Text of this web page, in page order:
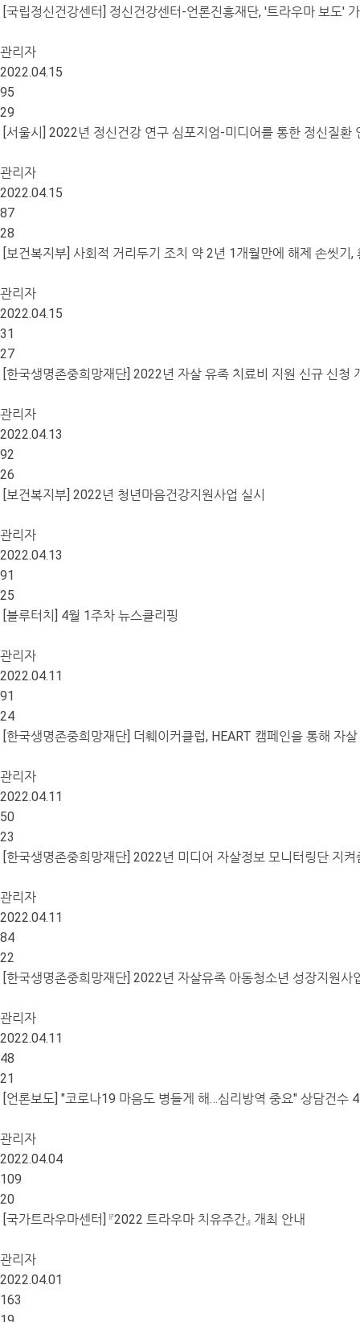
[국립정신건강센터] 정신건강센터-언론진흥재단, '트라우마 보도'
관리자
2022.04.15
95
29
[서울시] 2022년 정신건강 연구 심포지엄-미디어를 통한 정신질환
관리자
2022.04.15
87
28
[보건복지부] 사회적 거리두기 조치 약 2년 1개월만에 해제 손씻기
관리자
2022.04.15
31
27
[한국생명존중희망재단] 2022년 자살 유족 치료비 지원 신규 신청
관리자
2022.04.13
92
26
[보건복지부] 2022년 청년마음건강지원사업 실시
관리자
2022.04.13
91
25
[블루터치] 4월 1주차 뉴스클리핑
관리자
2022.04.11
91
24
[한국생명존중희망재단] 더훼이커클럽, HEART 캠페인을 통해 자
관리자
2022.04.11
50
23
[한국생명존중희망재단] 2022년 미디어 자살정보 모니터링단 지
관리자
2022.04.11
84
22
[한국생명존중희망재단] 2022년 자살유족 아동청소년 성장지원사
관리자
2022.04.11
48
21
[언론보도] "코로나19 마음도 병들게 해…심리방역 중요" 상담건수
관리자
2022.04.04
109
20
[국가트라우마센터] 『2022 트라우마 치유주간』 개최 안내
관리자
2022.04.01
163